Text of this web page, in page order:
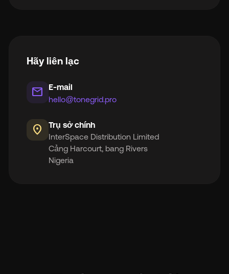
Hãy liên lạc
mail
E-mail
hello@tonegrid.pro
location_on
Trụ sở chính
InterSpace Distribution Limited
Cảng Harcourt, bang Rivers
Nigeria